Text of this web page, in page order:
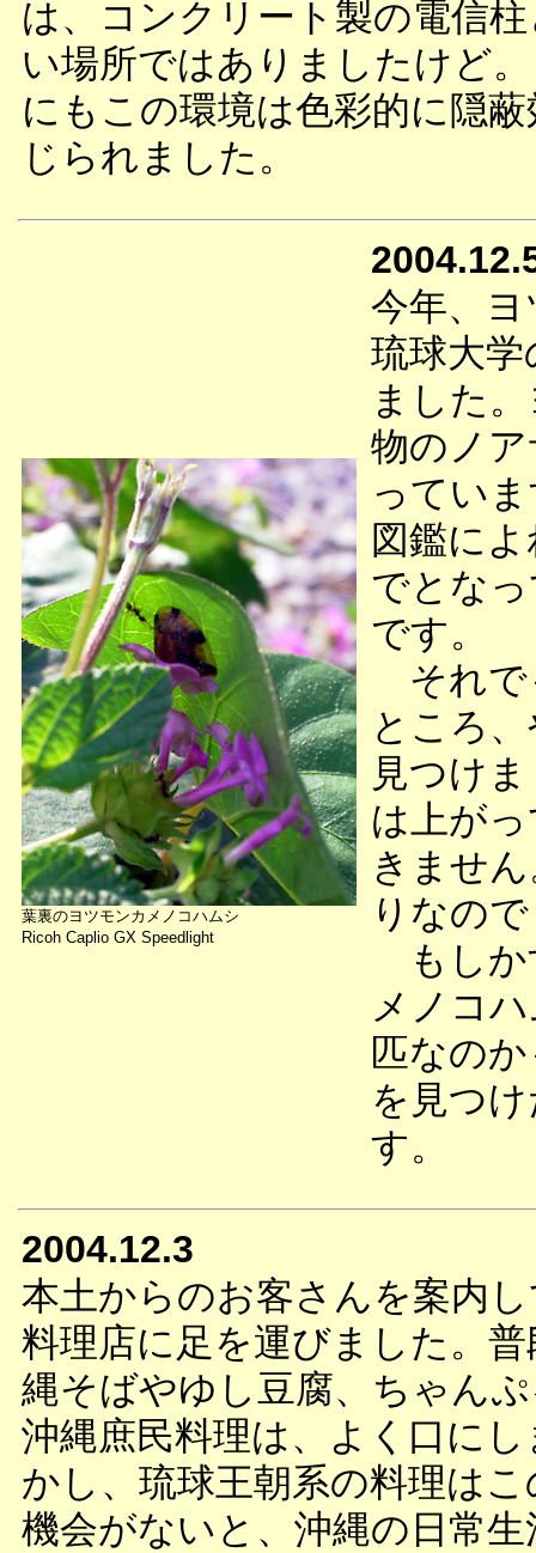
は、コンクリート製の電信
い場所ではありましたけど
にもこの環境は色彩的に隠
じられました。
葉裏のヨツモンカメノコハムシ
Ricoh Caplio GX Speedlight
今年、
琉球大
ました
物のノ
ってい
図鑑に
でとな
です。
それで
ところ
見つけ
は上が
きませ
りなの
もしか
メノコ
匹なの
を見つ
す。
2004.12.3
本土からのお客さんを案内
料理店に足を運びました。
縄そばやゆし豆腐、ちゃん
沖縄庶民料理は、よく口に
かし、琉球王朝系の料理は
機会がないと、沖縄の日常